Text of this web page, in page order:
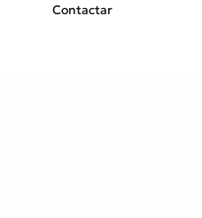
Contactar